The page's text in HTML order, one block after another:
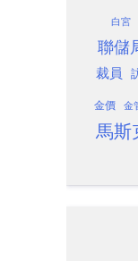
白宮
聯儲
裁員
金價 金
馬斯